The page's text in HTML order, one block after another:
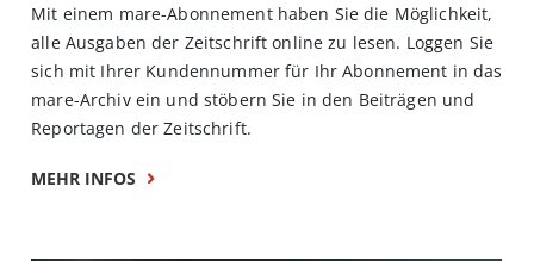
Mit einem mare-Abonnement haben Sie die Möglichkeit,
alle Ausgaben der Zeitschrift online zu lesen. Loggen Sie
sich mit Ihrer Kundennummer für Ihr Abonnement in das
mare-Archiv ein und stöbern Sie in den Beiträgen und
Reportagen der Zeitschrift.
MEHR INFOS